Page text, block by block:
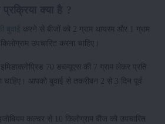
बुवाई
करने से बीजों को 2 ग्राम थायरम और 1 ग्राम
उपचारित करना चाहिए।
70 डब्ल्यूएस की 7 ग्राम लेकर प्रति
चाहिए। आपको बुवाई से तकरीबन 2 से 3 दिन पूर्व
कल्चर से 10 किलोग्राम बीज को उपचारित